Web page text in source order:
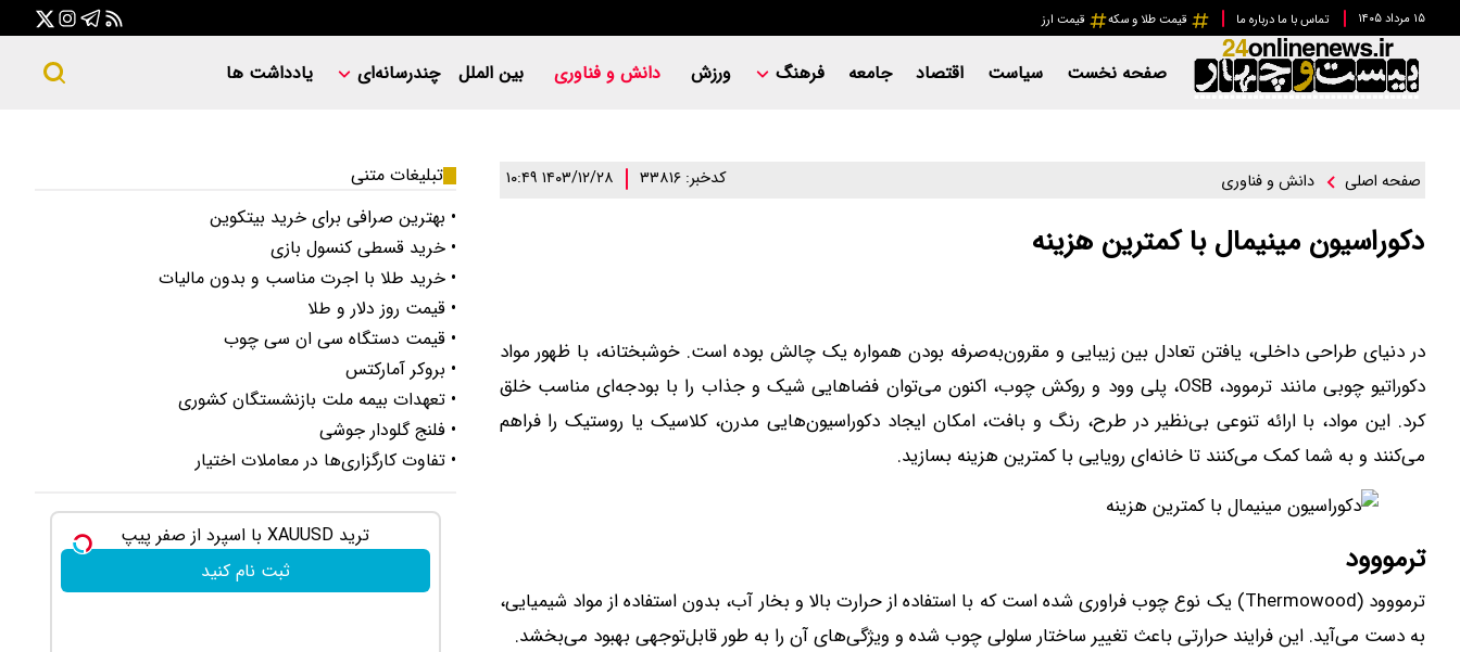
۱۵ مرداد ۱۴۰۵ تماس با ما درباره ما قیمت طلا و سکه قیمت ارز
صفحه نخست سیاست اقتصاد جامعه فرهنگ ورزش دانش و فناوری بین الملل چندرسانه‌ای یادداشت ها
صفحه اصلی دانش و فناوری کدخبر: ۳۳۸۱۶ ۱۴۰۳/۱۲/۲۸ ۱۰:۴۹
دکوراسیون مینیمال با کمترین هزینه
در دنیای طراحی داخلی، یافتن تعادل بین زیبایی و مقرون‌به‌صرفه بودن همواره یک چالش بوده است. خوشبختانه، با ظهور مواد
دکوراتیو چوبی مانند ترموود، OSB، پلی وود و روکش چوب، اکنون می‌توان فضاهایی شیک و جذاب را با بودجه‌ای مناسب خلق
کرد. این مواد، با ارائه تنوعی بی‌نظیر در طرح، رنگ و بافت، امکان ایجاد دکوراسیون‌هایی مدرن، کلاسیک یا روستیک را فراهم
می‌کنند و به شما کمک می‌کنند تا خانه‌ای رویایی با کمترین هزینه بسازید.
ترمووود
ترمووود (Thermowood) یک نوع چوب فراوری شده است که با استفاده از حرارت بالا و بخار آب، بدون استفاده از مواد شیمیایی،
به دست می‌آید. این فرایند حرارتی باعث تغییر ساختار سلولی چوب شده و ویژگی‌های آن را به طور قابل‌توجهی بهبود می‌بخشد.
تبلیغات متنی
• بهترین صرافی برای خرید بیتکوین
• خرید قسطی کنسول بازی
• خرید طلا با اجرت مناسب و بدون مالیات
• قیمت روز دلار و طلا
• قیمت دستگاه سی ان سی چوب
• بروکر آمارکتس
• تعهدات بیمه ملت بازنشستگان کشوری
• فلنج گلودار جوشی
• تفاوت کارگزاری‌ها در معاملات اختیار
ترید XAUUSD با اسپرد از صفر پیپ
ثبت نام کنید